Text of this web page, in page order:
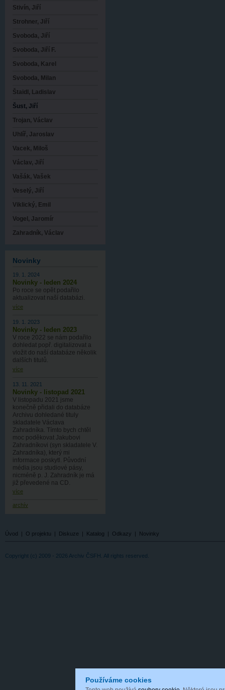
Stivín, Jiří
Strohner, Jiří
Svoboda, Jiří
Svoboda, Jiří F.
Svoboda, Karel
Svoboda, Milan
Štaidl, Ladislav
Šust, Jiří
Trojan, Václav
Uhlíř, Jaroslav
Vacek, Miloš
Václav, Jiří
Vašák, Vašek
Veselý, Jiří
Viklický, Emil
Vogel, Jaromír
Zahradník, Václav
Novinky
19. 1. 2024
Novinky - leden 2024
Po roce se opět podařilo
aktualizovat naší databázi.
více
19. 1. 2023
Novinky - leden 2023
V roce 2022 se nám podařilo
dohledat popř. digitalizovat a
vložit do naší databáze několik
dalších titulů.
více
13. 11. 2021
Novinky - listopad 2021
V listopadu 2021 jsme
konečně přidali do databáze
Archivu dohledané tituly
skladatele Václava
Zahradníka. Tímto bych chtěl
moc poděkovat Jakubovi
Zahradníkovi (syn skladatele V.
Zahradníka), který mi
informace poskytl. Původní
média jsou studiové pásy,
nicméně p. J. Zahradník je má
již převedené na CD.
více
archív
Úvod O projektu Diskuze Katalog Odkazy Novinky
Copyright (c) 2009 - 2026 Archiv ČSFH. All rights reserved.
Používáme cookies